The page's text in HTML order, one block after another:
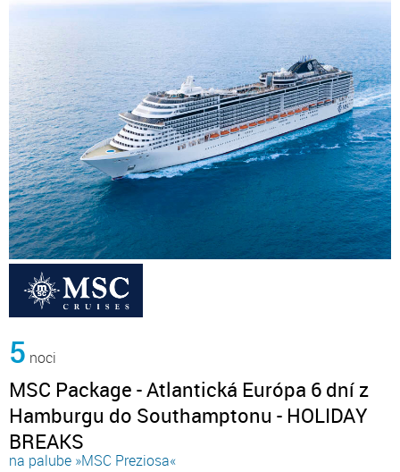
5 noci
MSC Package - Atlantická Európa 6 dní z
Hamburgu do Southamptonu - HOLIDAY
BREAKS
na palube »MSC Preziosa«